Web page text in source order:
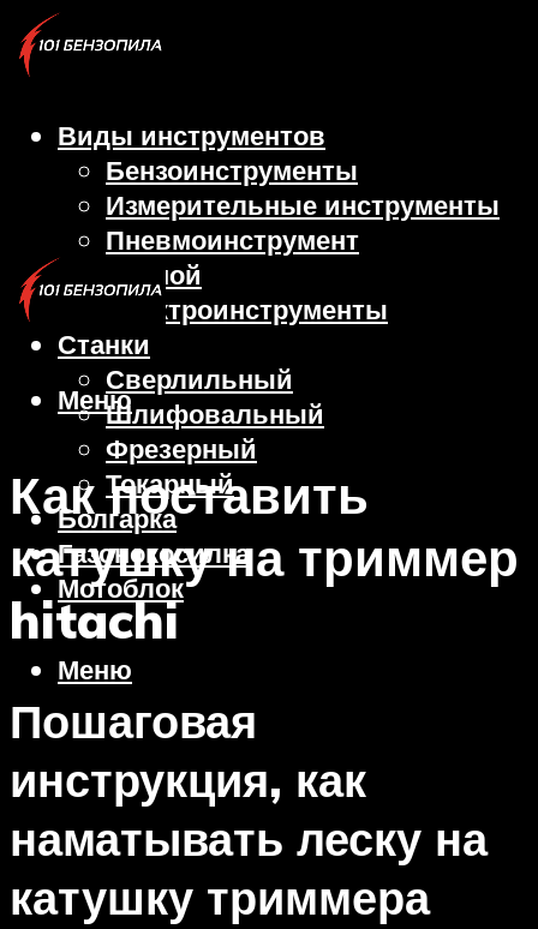
Виды инструментов
Бензоинструменты
Измерительные инструменты
Пневмоинструмент
Ручной
Электроинструменты
Станки
Сверлильный
Шлифовальный
Фрезерный
Токарный
Болгарка
Газонокосилка
Мотоблок
Меню
Меню
Как поставить
катушку на триммер
hitachi
Пошаговая
инструкция, как
наматывать леску на
катушку триммера